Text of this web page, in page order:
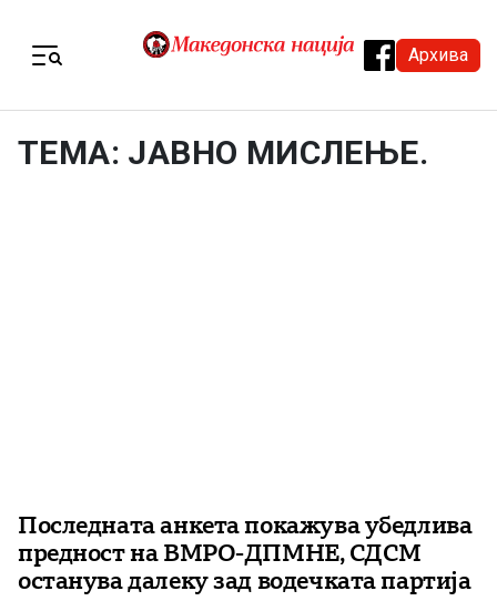
Архива
ТЕМА: ЈАВНО МИСЛЕЊЕ.
Последната анкета покажува убедлива
предност на ВМРО-ДПМНЕ, СДСМ
останува далеку зад водечката партија